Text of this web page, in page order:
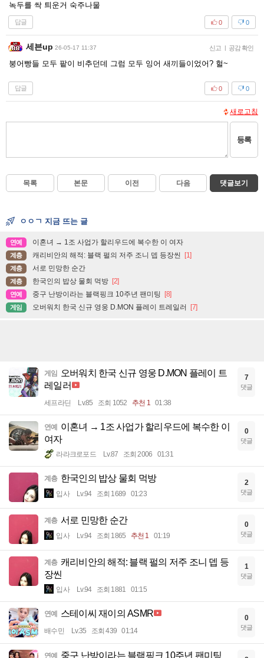
녹두를 싹 틔운거 숙주나물
답글 0
0
세븐up 26-05-17 11:37 신고 | 공감 확인
붕어빵들 모두 팥이 비추던데 그럼 모두 잉어 새끼들이었어? 헐~
답글 0
0
새로고침
등록
목록 본문 이전 다음 댓글보기
ㅇㅇㄱ 지금 뜨는 글
연예 이혼녀 → 1조 사업가 할리우드에 복수한 이 여자
계층 캐리비안의 해적: 블랙 펄의 저주 조니 뎁 등장씬 [1]
계층 서로 민망한 순간
계층 한국인의 밥상 물회 먹방 [2]
연예 중구 난방이라는 블랙핑크 10주년 팬미팅 [8]
게임 오버워치 한국 신규 영웅 D.MON 플레이 트레일러 [7]
게임
오버워치 한국 신규 영웅 D.MON 플레이 트
레일러
세프라딘 Lv.85 조회 1052 추천 1 01:38
7
댓글
연예
이혼녀 → 1조 사업가 할리우드에 복수한 이
여자
라라크로포드 Lv.87 조회 2006 01:31
0
댓글
계층 한국인의 밥상 물회 먹방
입사 Lv.94 조회 1689 01:23
2
댓글
계층 서로 민망한 순간
입사 Lv.94 조회 1865 추천 1 01:19
0
댓글
계층 캐리비안의 해적: 블랙 펄의 저주 조니 뎁 등
장씬
입사 Lv.94 조회 1881 01:15
1
댓글
연예 스테이씨 재이의 ASMR
배수민 Lv.35 조회 439 01:14
0
댓글
연예 중구 난방이라는 블랙핑크 10주년 팬미팅